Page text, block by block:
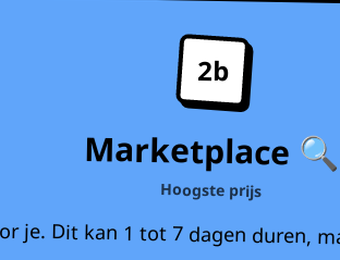
2b
Marketplace 🔍
Hoogste prijs
je. Dit kan 1 tot 7 dagen duren,